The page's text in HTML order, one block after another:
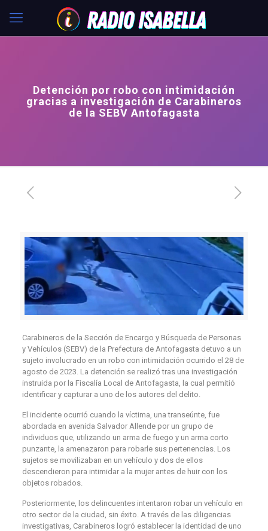
Detención por robo con intimidación
gracias a investigación de Carabineros
de la SEBV Antofagasta
Carabineros de la Sección de Encargo y Búsqueda de Personas
y Vehículos (SEBV) de la Prefectura de Antofagasta detuvo a un
sujeto involucrado en un robo con intimidación ocurrido el 28 de
agosto de 2023. La detención se realizó tras una investigación
instruida por la Fiscalía Local de Antofagasta, la cual permitió
identificar y capturar a uno de los autores del delito.
El incidente ocurrió cuando la víctima, una transeúnte, fue
abordada en avenida Salvador Allende por un grupo de
individuos que, utilizando un arma de fuego y un arma corto
punzante, la amenazaron para robarle sus pertenencias. Los
sujetos se movilizaban en un vehículo y dos de ellos
descendieron para intimidar a la mujer antes de huir con los
objetos robados.
Posteriormente, los delincuentes intentaron robar un vehículo en
otro sector de la ciudad, sin éxito. A través de las diligencias
investigativas, Carabineros logró establecer la identidad de uno